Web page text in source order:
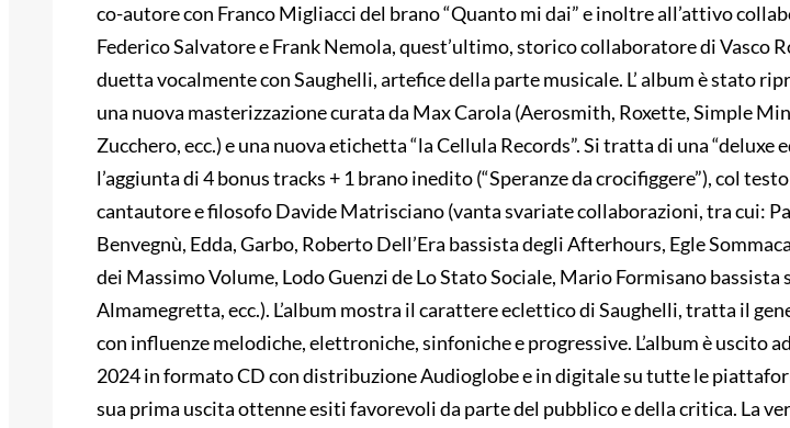
co-autore con Franco Migliacci del brano “Quanto mi dai” e inoltre all’attivo
Federico Salvatore e Frank Nemola, quest’ultimo, storico collaboratore di Vasco
duetta vocalmente con Saughelli, artefice della parte musicale. L’ album è stato
una nuova masterizzazione curata da Max Carola (Aerosmith, Roxette, Simple
Zucchero, ecc.) e una nuova etichetta “la Cellula Records”. Si tratta di una “deluxe
l’aggiunta di 4 bonus tracks + 1 brano inedito (“Speranze da crocifiggere”), col
cantautore e filosofo Davide Matrisciano (vanta svariate collaborazioni, tra cui:
Benvegnù, Edda, Garbo, Roberto Dell’Era bassista degli Afterhours, Egle
dei Massimo Volume, Lodo Guenzi de Lo Stato Sociale, Mario Formisano bassista
Almamegretta, ecc.). L’album mostra il carattere eclettico di Saughelli, tratta il
con influenze melodiche, elettroniche, sinfoniche e progressive. L’album è uscito
2024 in formato CD con distribuzione Audioglobe e in digitale su tutte le
sua prima uscita ottenne esiti favorevoli da parte del pubblico e della critica. La